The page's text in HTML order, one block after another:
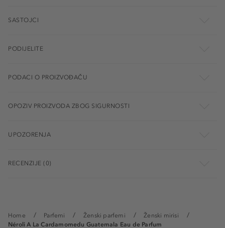
Home Parfemi Ženski parfemi
Ženski mirisi
Néroli A La Cardamomedu Guatemala Eau de Parfum
SASTOJCI
PODIJELITE
PODACI O PROIZVOĐAČU
OPOZIV PROIZVODA ZBOG SIGURNOSTI
UPOZORENJA
RECENZIJE (0)